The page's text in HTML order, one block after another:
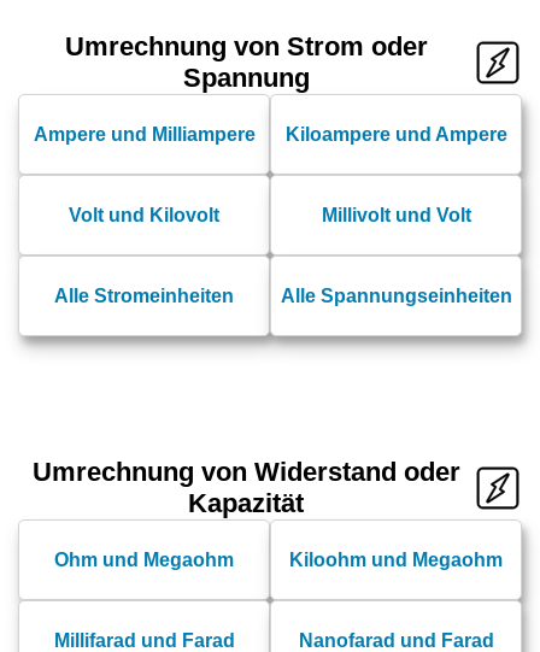
Umrechnung von Strom oder
Spannung
Ampere und Milliampere Kiloampere und Ampere
Volt und Kilovolt Millivolt und Volt
Alle Stromeinheiten Alle Spannungseinheiten
Umrechnung von Widerstand oder
Kapazität
Ohm und Megaohm Kiloohm und Megaohm
Millifarad und Farad Nanofarad und Farad